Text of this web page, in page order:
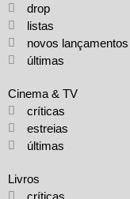
drop
listas
novos lançamentos
últimas
Cinema & TV
críticas
estreias
últimas
Livros
críticas